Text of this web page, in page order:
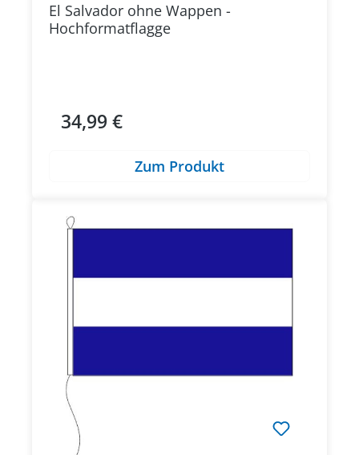
El Salvador ohne Wappen -
Hochformatflagge
Regulärer Preis:
34,99 €
Zum Produkt